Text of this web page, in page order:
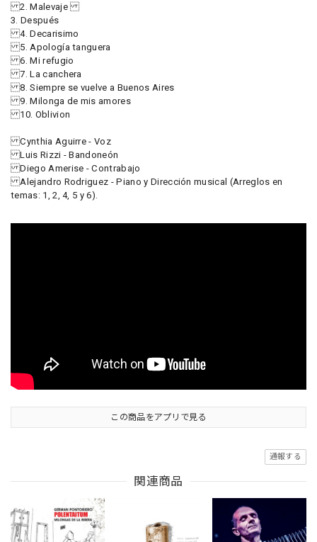
2. Malevaje
3. Después
4. Decarisimo
5. Apología tanguera
6. Mi refugio
7. La canchera
8. Siempre se vuelve a Buenos Aires
9. Milonga de mis amores
10. Oblivion
Cynthia Aguirre - Voz
Luis Rizzi - Bandoneón
Diego Amerise - Contrabajo
Alejandro Rodriguez - Piano y Dirección musical (Arreglos en
temas: 1, 2, 4, 5 y 6).
この商品をアプリで見る
通報する
関連商品